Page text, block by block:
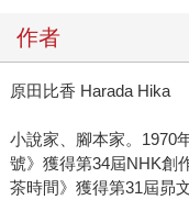
作者
原田比香 Harada Hika
小說家、腳本家。1970
號》獲得第34屆NHK創
茶時間》獲得第31屆昴文